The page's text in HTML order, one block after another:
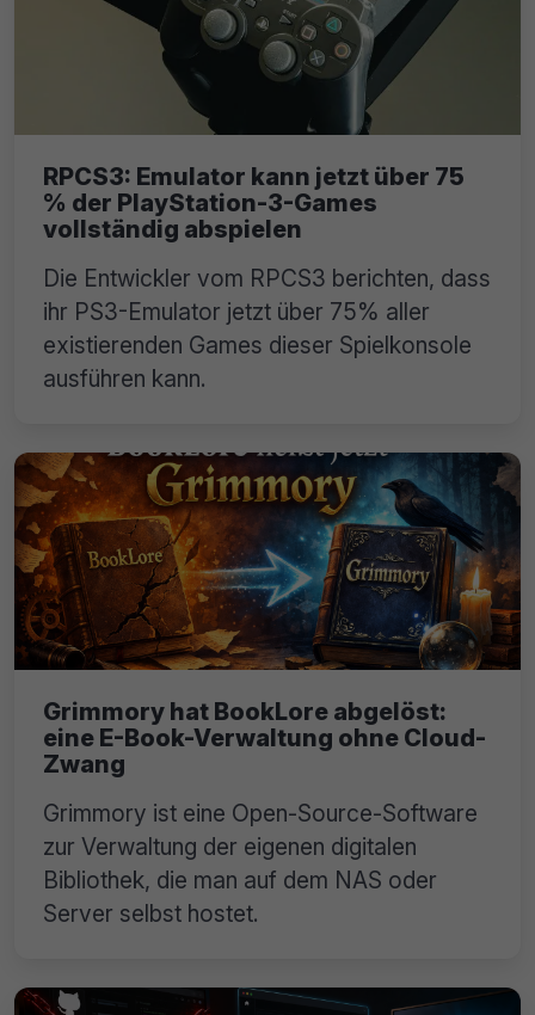
RPCS3: Emulator kann jetzt über 75
% der PlayStation-3-Games
vollständig abspielen
Die Entwickler vom RPCS3 berichten, dass
ihr PS3-Emulator jetzt über 75% aller
existierenden Games dieser Spielkonsole
ausführen kann.
Grimmory hat BookLore abgelöst:
eine E-Book-Verwaltung ohne Cloud-
Zwang
Grimmory ist eine Open-Source-Software
zur Verwaltung der eigenen digitalen
Bibliothek, die man auf dem NAS oder
Server selbst hostet.